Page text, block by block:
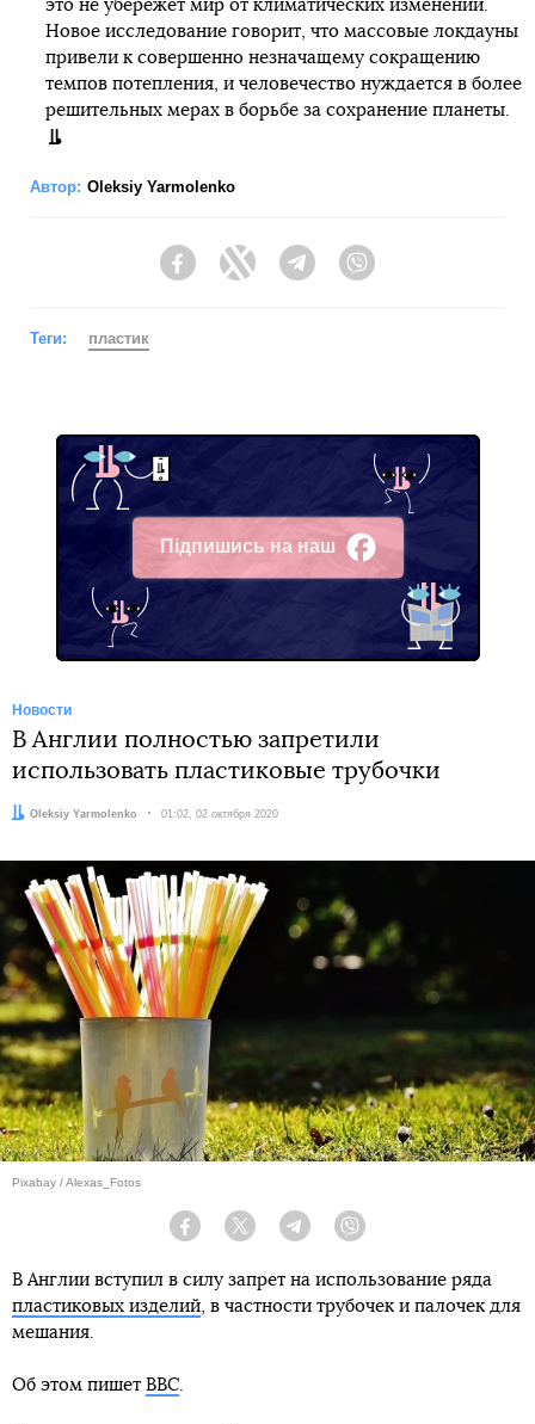
это не убережет мир от климатических изменений.
Новое исследование говорит, что массовые локдауны
привели к совершенно незначащему сокращению
темпов потепления, и человечество нуждается в более
решительных мерах в борьбе за сохранение планеты.
Автор: Oleksiy Yarmolenko
FacebookTwitter Telegram
Теги: пластик
Підпишись на наш
Facebook
Новости
В Англии полностью запретили
использовать пластиковые трубочки
Автор:
Oleksiy Yarmolenko Дата:
01:02, 02 октября 2020
Pixabay / Alexas_Fotos
Facebook Twitter Telegram
В Англии вступил в силу запрет на использование ряда
пластиковых изделий, в частности трубочек и палочек для
мешания.
Об этом пишет BBC.